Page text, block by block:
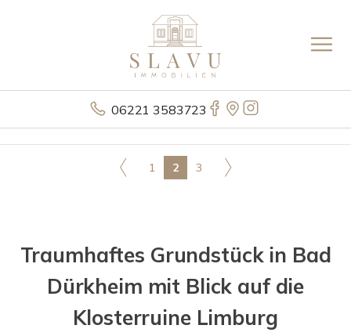
06221 3583723
1 2 3
Traumhaftes Grundstück in Bad
Dürkheim mit Blick auf die
Klosterruine Limburg